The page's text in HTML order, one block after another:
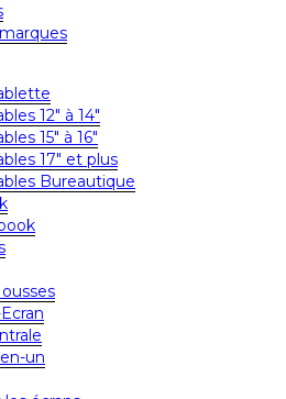
12″ à 14″
15″ à 16″
17″ et plus
Bureautique
un